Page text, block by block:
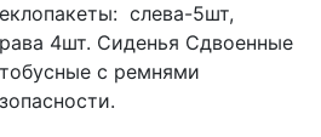
слева-5шт,
4шт. Сиденья Сдвоенные
с ремнями